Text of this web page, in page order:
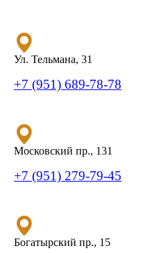
Ул. Тельмана, 31
+7 (951) 689-78-78
Московский пр., 131
+7 (951) 279-79-45
Богатырский пр., 15